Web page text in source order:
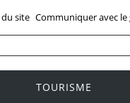
site Communiquer avec
TOURISME